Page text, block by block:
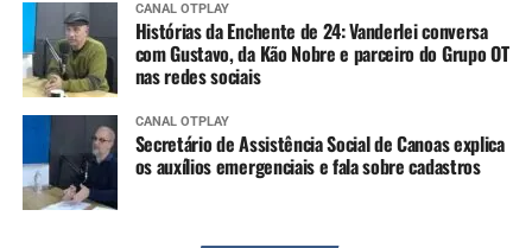
CANAL OTPLAY
Histórias da Enchente de 24: Vanderlei conversa
com Gustavo, da Kão Nobre e parceiro do Grupo OT
nas redes sociais
CANAL OTPLAY
Secretário de Assistência Social de Canoas explica
os auxílios emergenciais e fala sobre cadastros